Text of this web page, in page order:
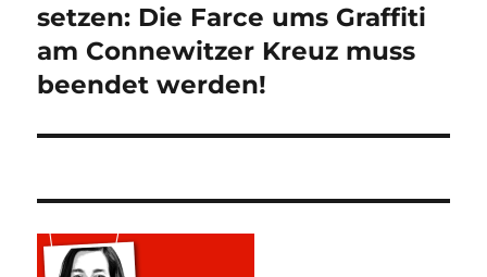
Beitrag:
setzen: Die Farce ums Graffiti
am Connewitzer Kreuz muss
beendet werden!